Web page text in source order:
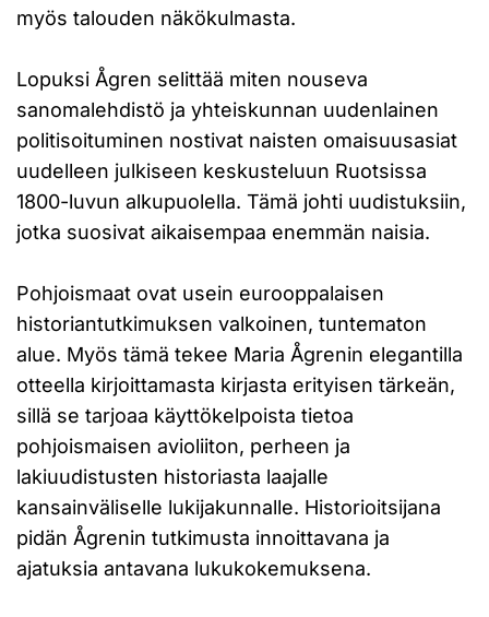
myös talouden näkökulmasta.
Lopuksi Ågren selittää miten nouseva
sanomalehdistö ja yhteiskunnan uudenlainen
politisoituminen nostivat naisten omaisuusasiat
uudelleen julkiseen keskusteluun Ruotsissa
1800-luvun alkupuolella. Tämä johti uudistuksiin,
jotka suosivat aikaisempaa enemmän naisia.
Pohjoismaat ovat usein eurooppalaisen
historiantutkimuksen valkoinen, tuntematon
alue. Myös tämä tekee Maria Ågrenin elegantilla
otteella kirjoittamasta kirjasta erityisen tärkeän,
sillä se tarjoaa käyttökelpoista tietoa
pohjoismaisen avioliiton, perheen ja
lakiuudistusten historiasta laajalle
kansainväliselle lukijakunnalle. Historioitsijana
pidän Ågrenin tutkimusta innoittavana ja
ajatuksia antavana lukukokemuksena.